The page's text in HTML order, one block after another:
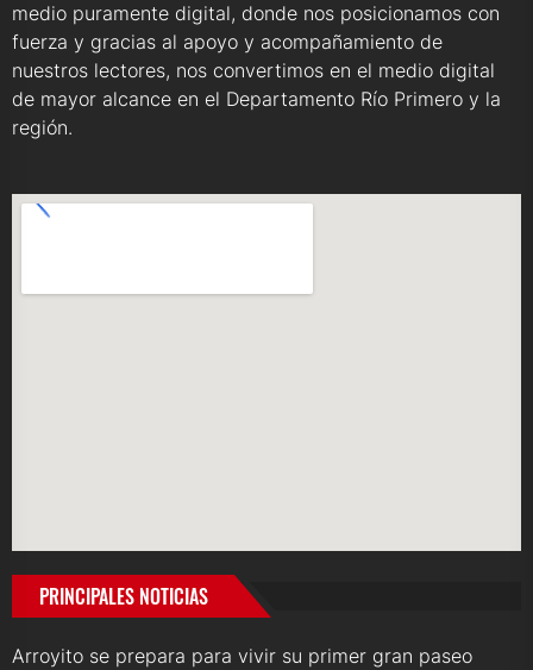
medio puramente digital, donde nos posicionamos con
fuerza y gracias al apoyo y acompañamiento de
nuestros lectores, nos convertimos en el medio digital
de mayor alcance en el Departamento Río Primero y la
región.
PRINCIPALES NOTICIAS
Arroyito se prepara para vivir su primer gran paseo